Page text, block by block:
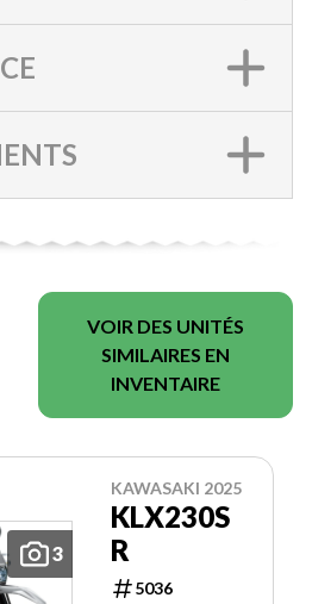
VOIR DES UNITÉS
SIMILAIRES EN
INVENTAIRE
3
KAWASAKI 2025
KLX230S
R
5036